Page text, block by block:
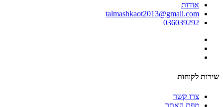
אודות
talmashkaot2013@gmail.com
036039292
שירות לקוחות
צרו קשר
מפת האתר